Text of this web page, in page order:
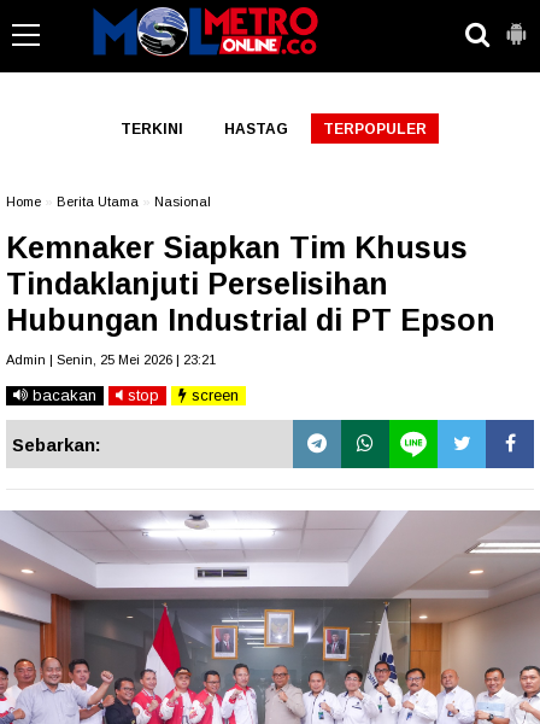
TERKINI HASTAG TERPOPULER
Home Berita Utama Nasional
Kemnaker Siapkan Tim Khusus
Tindaklanjuti Perselisihan
Hubungan Industrial di PT Epson
Admin | Senin, 25 Mei 2026 | 23:21
bacakan stop screen
Sebarkan: